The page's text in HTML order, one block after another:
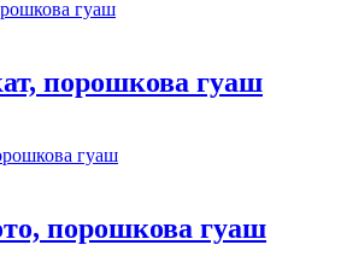
порошкова гуаш
порошкова гуаш